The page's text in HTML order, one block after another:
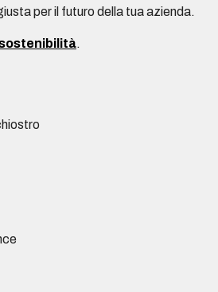
per il futuro della tua azienda.
.